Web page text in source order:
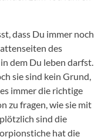
dass Du immer noch
des
dem Du leben darfst.
sie sind kein Grund,
immer die richtige
zu fragen, wie sie mit
sind die
hat die